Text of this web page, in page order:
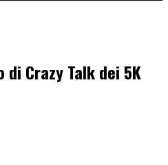
Crazy Talk dei 5K